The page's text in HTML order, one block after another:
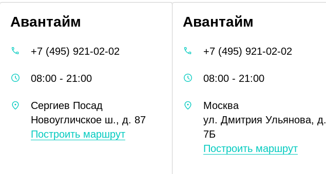
Авантайм
+7 (495) 921-02-02
08:00 - 21:00
Сергиев Посад
Новоугличское ш., д. 87
Построить маршрут
Авантайм
+7 (495) 921-02-02
08:00 - 21:00
Москва
ул. Дмитрия Ульянова, д.
7Б
Построить маршрут